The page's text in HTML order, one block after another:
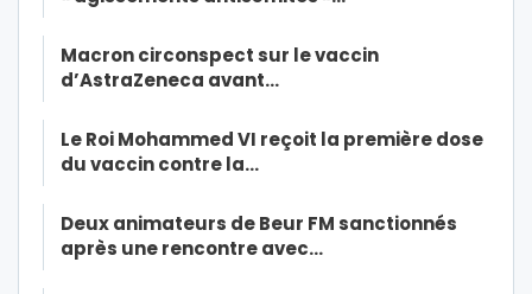
Macron circonspect sur le vaccin
d’AstraZeneca avant…
Le Roi Mohammed VI reçoit la première dose
du vaccin contre la…
Deux animateurs de Beur FM sanctionnés
après une rencontre avec…